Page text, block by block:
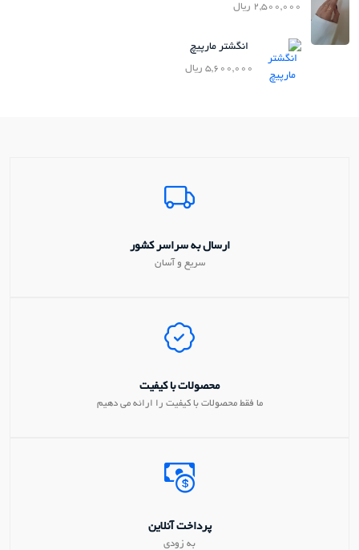
2,500,000 ریال
انگشتر مارپیچ
5,600,000 ریال
ارسال به سراسر کشور
سریع و آسان
محصولات با کیفیت
ما فقط محصولات با کیفیت را ارائه می دهیم
پرداخت آنلاین
به زودی